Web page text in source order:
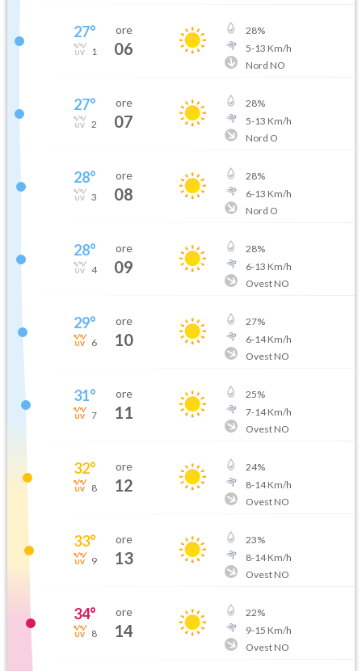
27°
1
ore
06
28%
5-13 Km/h
Nord NO
27°
2
ore
07
28%
5-13 Km/h
Nord O
28°
3
ore
08
28%
6-13 Km/h
Nord O
28°
4
ore
09
28%
6-13 Km/h
Ovest NO
29°
6
ore
10
27%
6-14Km/h
Ovest NO
31°
7
ore
11
25%
7-14Km/h
Ovest NO
32°
8
ore
12
24%
8-14Km/h
Ovest NO
33°
9
ore
13
23%
8-14Km/h
Ovest NO
34°
8
ore
14
22%
9-15 Km/h
Ovest NO